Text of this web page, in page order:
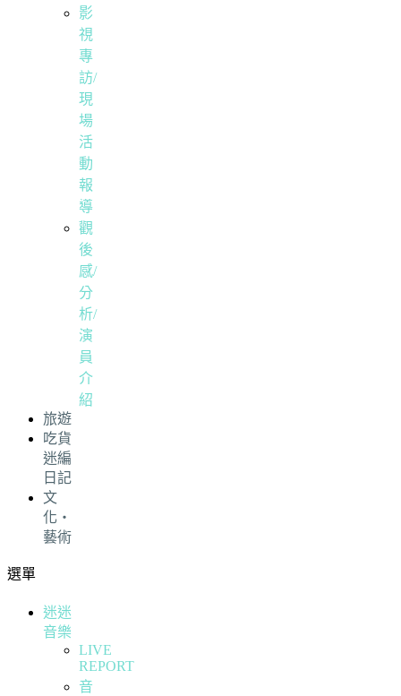
影
視
專
訪/
現
場
活
動
報
導
觀
後
感/
分
析/
演
員
介
紹
旅遊
吃貨
迷編
日記
文
化・
藝術
選單
迷迷
音樂
LIVE
REPORT
音